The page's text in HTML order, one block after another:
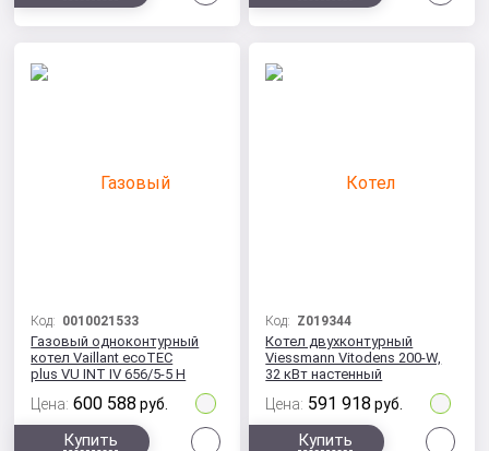
Код: 0010021533
Газовый одноконтурный
котел Vaillant ecoTEC
plus VU INT IV 656/5-5 H
Цена: 600 588 руб.
Купить
Код: Z019344
Котел двухконтурный
Viessmann Vitodens 200-W,
32 кВт настенный
Цена: 591 918 руб.
Купить